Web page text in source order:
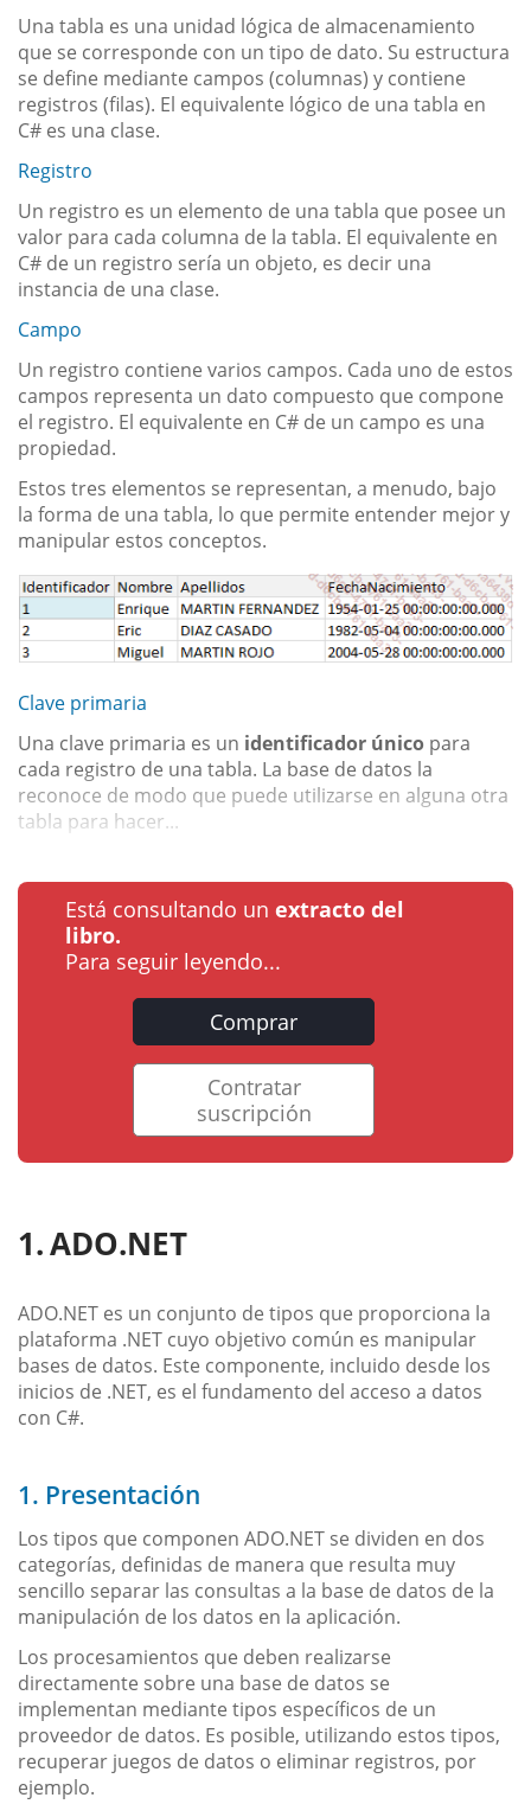
Una tabla es una unidad lógica de almacenamiento
que se corresponde con un tipo de dato. Su estructura
se define mediante campos (columnas) y contiene
registros (filas). El equivalente lógico de una tabla en
C# es una clase.
Registro
Un registro es un elemento de una tabla que posee un
valor para cada columna de la tabla. El equivalente en
C# de un registro sería un objeto, es decir una
instancia de una clase.
Campo
Un registro contiene varios campos. Cada uno de estos
campos representa un dato compuesto que compone
el registro. El equivalente en C# de un campo es una
propiedad.
Estos tres elementos se representan, a menudo, bajo
la forma de una tabla, lo que permite entender mejor y
manipular estos conceptos.
Clave primaria
Una clave primaria es un identificador único para
cada registro de una tabla. La base de datos la
reconoce de modo que puede utilizarse en alguna otra
tabla para hacer...
Está consultando un extracto del
libro.
Para seguir leyendo...
Comprar
Contratar
suscripción
ADO.NET
ADO.NET es un conjunto de tipos que proporciona la
plataforma .NET cuyo objetivo común es manipular
bases de datos. Este componente, incluido desde los
inicios de .NET, es el fundamento del acceso a datos
con C#.
1. Presentación
Los tipos que componen ADO.NET se dividen en dos
categorías, definidas de manera que resulta muy
sencillo separar las consultas a la base de datos de la
manipulación de los datos en la aplicación.
Los procesamientos que deben realizarse
directamente sobre una base de datos se
implementan mediante tipos específicos de un
proveedor de datos. Es posible, utilizando estos tipos,
recuperar juegos de datos o eliminar registros, por
ejemplo.